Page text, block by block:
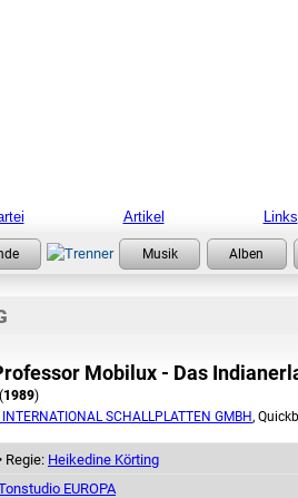
Artikel Links
Mobilux - Das
1989)
INTERNATIONAL SCHALLPLATTEN GMBH,
• Regie: Heikedine Körting
EUROPA